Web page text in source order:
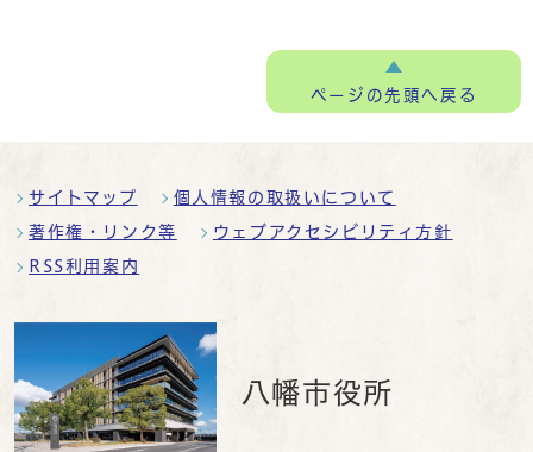
ページの先頭へ戻る
サイトマップ 個人情報の取扱いについて
著作権・リンク等 ウェブアクセシビリティ方針
RSS利用案内
八幡市役所